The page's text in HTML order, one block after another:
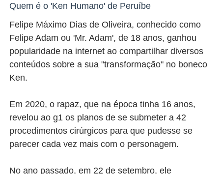
Quem é o 'Ken Humano' de Peruíbe
Felipe Máximo Dias de Oliveira, conhecido como
Felipe Adam ou 'Mr. Adam', de 18 anos, ganhou
popularidade na internet ao compartilhar diversos
conteúdos sobre a sua "transformação" no boneco
Ken.
Em 2020, o rapaz, que na época tinha 16 anos,
revelou ao g1 os planos de se submeter a 42
procedimentos cirúrgicos para que pudesse se
parecer cada vez mais com o personagem.
No ano passado, em 22 de setembro, ele